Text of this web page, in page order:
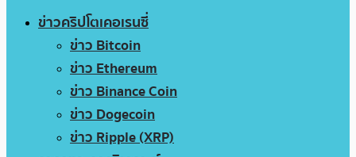
ข่าวคริปโตเคอเรนซี่
ข่าว Bitcoin
ข่าว Ethereum
ข่าว Binance Coin
ข่าว Dogecoin
ข่าว Ripple (XRP)